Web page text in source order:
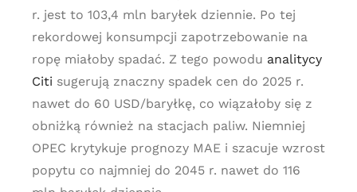
r. jest to 103,4 mln baryłek dziennie. Po tej
rekordowej konsumpcji zapotrzebowanie na
ropę miałoby spadać. Z tego powodu analitycy
Citi sugerują znaczny spadek cen do 2025 r.
nawet do 60 USD/baryłkę, co wiązałoby się z
obniżką również na stacjach paliw. Niemniej
OPEC krytykuje prognozy MAE i szacuje wzrost
popytu co najmniej do 2045 r. nawet do 116